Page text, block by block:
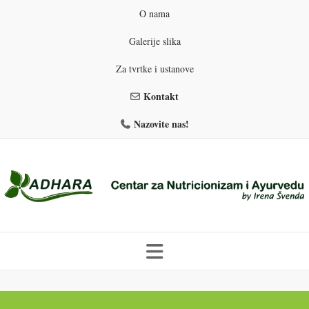
O nama
Galerije slika
Za tvrtke i ustanove
Kontakt
Nazovite nas!
to